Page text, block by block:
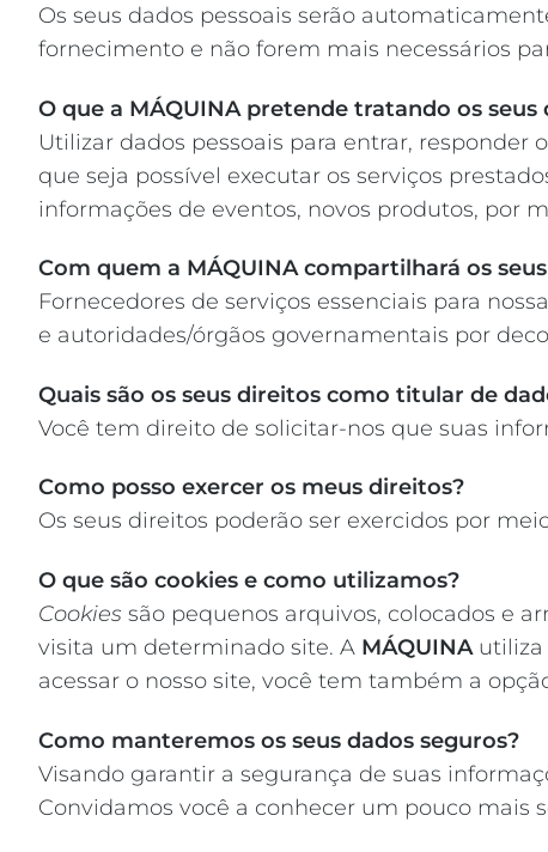
Os seus dados pessoais serão
fornecimento e não forem mais necessários
O que a MÁQUINA pretende tratando os seus
Utilizar dados pessoais para entrar,
que seja possível executar os serviços
informações de eventos, novos produtos, por
Com quem a MÁQUINA compartilhará os
Fornecedores de serviços essenciais para
e autoridades/órgãos governamentais por
Quais são os seus direitos como titular de
Você tem direito de solicitar-nos que suas
Como posso exercer os meus direitos?
Os seus direitos poderão ser exercidos por
O que são cookies e como utilizamos?
Cookies são pequenos arquivos, colocados e
visita um determinado site. A MÁQUINAutiliza
acessar o nosso site, você tem também a
Como manteremos os seus dados seguros?
Visando garantir a segurança de suas
Convidamos você a conhecer um pouco mais